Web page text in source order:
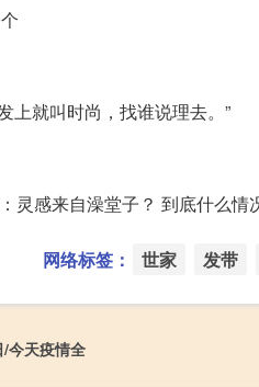
上就叫时尚，找谁说理去。”
灵感来自澡堂子？ 到底什么情
网络标签： 世家 发带
今天疫情全